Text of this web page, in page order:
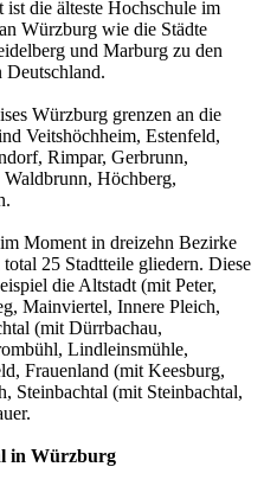
die älteste Hochschule im
Würzburg wie die Städte
und Marburg zu den
Deutschland.
Würzburg grenzen an die
Veitshöchheim, Estenfeld,
Rimpar, Gerbrunn,
Höchberg,
Moment in dreizehn Bezirke
25 Stadtteile gliedern. Diese
die Altstadt (mit Peter,
Mainviertel, Innere Pleich,
(mit Dürrbachau,
Lindleinsmühle,
Frauenland (mit Keesburg,
Steinbachtal (mit Steinbachtal,
in Würzburg